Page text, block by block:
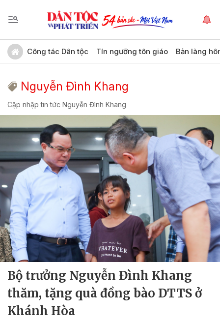
Công tác Dân tộc Tín ngưỡng tôn giáo Bản làng
Nguyễn Đình Khang
Cập nhập tin tức Nguyễn Đình Khang
Bộ trưởng Nguyễn Đình Khang
thăm, tặng quà đồng bào DTTS ở
Khánh Hòa